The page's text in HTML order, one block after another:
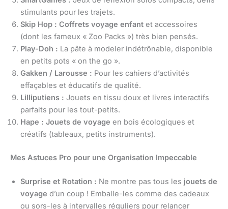
stimulants pour les trajets.
Skip Hop : Coffrets voyage enfant et accessoires
(dont les fameux « Zoo Packs ») très bien pensés.
Play-Doh : La pâte à modeler indétrônable, disponible
en petits pots « on the go ».
Gakken / Larousse : Pour les cahiers d’activités
effaçables et éducatifs de qualité.
Lilliputiens : Jouets en tissu doux et livres interactifs
parfaits pour les tout-petits.
Hape : Jouets de voyage en bois écologiques et
créatifs (tableaux, petits instruments).
Mes Astuces Pro pour une Organisation Impeccable
Surprise et Rotation : Ne montre pas tous les jouets de
voyage d’un coup ! Emballe-les comme des cadeaux
ou sors-les à intervalles réguliers pour relancer